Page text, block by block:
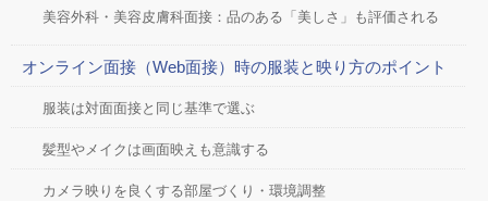
美容外科・美容皮膚科面接：品のある「美しさ」も評価される
オンライン面接（Web面接）時の服装と映り方のポイント
服装は対面面接と同じ基準で選ぶ
髪型やメイクは画面映えも意識する
カメラ映りを良くする部屋づくり・環境調整